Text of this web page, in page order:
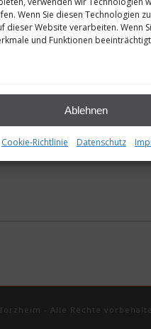
Wenn Sie diesen Technologien
dieser Website verarbeiten. Wenn
und Funktionen
Ablehnen
Cookie-Richtlinie Datenschutz
- Alle Rechte